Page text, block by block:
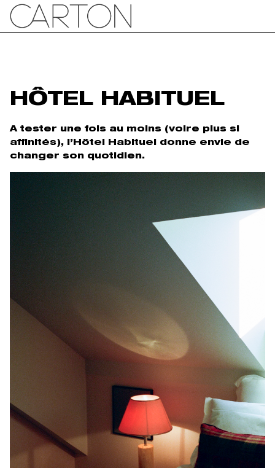
HÔTEL HABITUEL
A tester une fois au moins (voire plus si
affinités), l’Hôtel Habituel donne envie de
changer son quotidien.